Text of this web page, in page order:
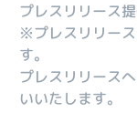
プレスリリース提
※プレスリリー
す。
プレスリリース
いいたします。